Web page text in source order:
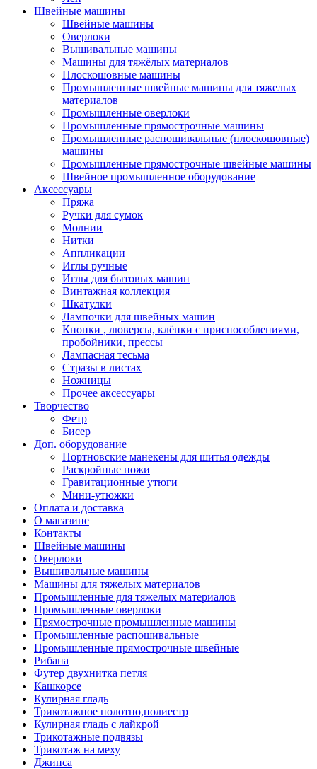
Швейные машины
Швейные машины
Оверлоки
Вышивальные машины
Машины для тяжёлых материалов
Плоскошовные машины
Промышленные швейные машины для тяжелых
материалов
Промышленные оверлоки
Промышленные прямострочные машины
Промышленные распошивальные (плоскошовные)
машины
Промышленные прямострочные швейные машины
Швейное промышленное оборудование
Аксессуары
Пряжа
Ручки для сумок
Молнии
Нитки
Аппликации
Иглы ручные
Иглы для бытовых машин
Винтажная коллекция
Шкатулки
Лампочки для швейных машин
Кнопки , люверсы, клёпки с приспособлениями,
пробойники, прессы
Лампасная тесьма
Стразы в листах
Ножницы
Прочее аксессуары
Творчество
Фетр
Бисер
Доп. оборудование
Портновские манекены для шитья одежды
Раскройные ножи
Гравитационные утюги
Мини-утюжки
Оплата и доставка
О магазине
Контакты
Швейные машины
Оверлоки
Вышивальные машины
Машины для тяжелых материалов
Промышленные для тяжелых материалов
Промышленные оверлоки
Прямострочные промышленные машины
Промышленные распошивальные
Промышленные прямострочные швейные
Рибана
Футер двухнитка петля
Кашкорсе
Кулирная гладь
Трикотажное полотно,полиестр
Кулирная гладь с лайкрой
Трикотажные подвязы
Трикотаж на меху
Джинса